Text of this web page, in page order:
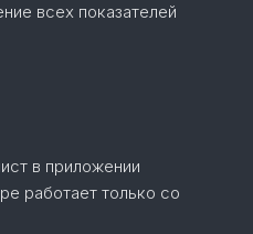
всех показателей
в приложении
работает только со